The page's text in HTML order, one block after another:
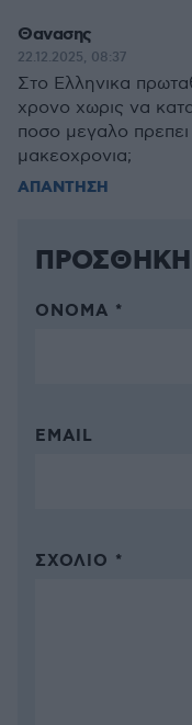
Θανασης
22.12.2025, 08:37
Στο Ελληνικα
χρονο χωρις να
ποσο μεγαλο πρεπει
μακεοχρονια;
ΑΠΑΝΤΗΣΗ
ΠΡΟΣΘΗΚΗ
ΌΝΟΜΑ *
EMAIL
ΣΧΌΛΙΟ *